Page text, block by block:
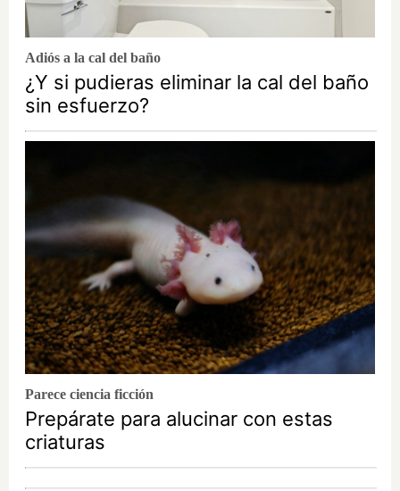
Adiós a la cal del baño
¿Y si pudieras eliminar la cal del baño
sin esfuerzo?
Parece ciencia ficción
Prepárate para alucinar con estas
criaturas